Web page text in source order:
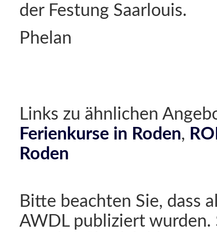
der Festung Saarlouis.
Phelan
Links zu ähnlichen
Ferienkurse in Roden,
Roden
Bitte beachten Sie, dass
AWDL publiziert wurden.